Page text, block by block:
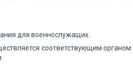
для военнослужащих.
соответствующим